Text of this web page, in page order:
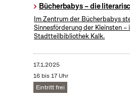
Bücherbabys – die
Im Zentrum der Bücherbabys
Sinnesförderung der Kleinsten –
Stadtteilbibliothek Kalk.
17.1.2025
16 bis 17 Uhr
Eintritt frei